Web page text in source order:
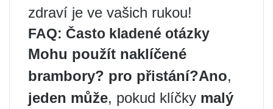
zdraví je ve vašich rukou!
FAQ: Často kladené otázky
Mohu použít naklíčené
brambory? pro přistání?Ano,
jeden může, pokud klíčky malý